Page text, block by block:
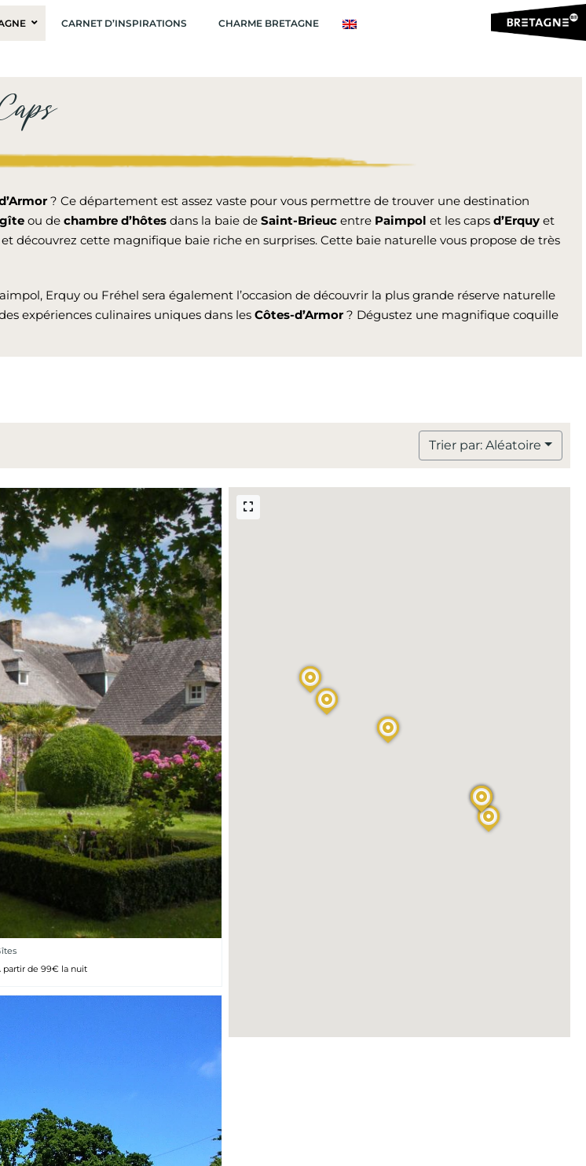
CARNET D’INSPIRATIONS CHARME BRETAGNE
? Ce département est assez vaste pour vous permettre de trouver une destination
gîte ou de chambre d’hôtes dans la baie de Saint-Brieuc entre Paimpol et les caps d’Erquy et
découvrez cette magnifique baie riche en surprises. Cette baie naturelle vous propose de très
Erquy ou Fréhel sera également l’occasion de découvrir la plus grande réserve naturelle
expériences culinaires uniques dans les Côtes-d’Armor ? Dégustez une magnifique coquille
Trier par: Aléatoire
partir de 99€ la nuit